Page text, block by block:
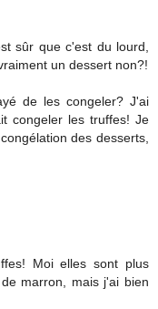
sûr que c'est du lourd,
un dessert non?!
de les congeler? J'ai
congeler les truffes! Je
des desserts,
Moi elles sont plus
marron, mais j'ai bien